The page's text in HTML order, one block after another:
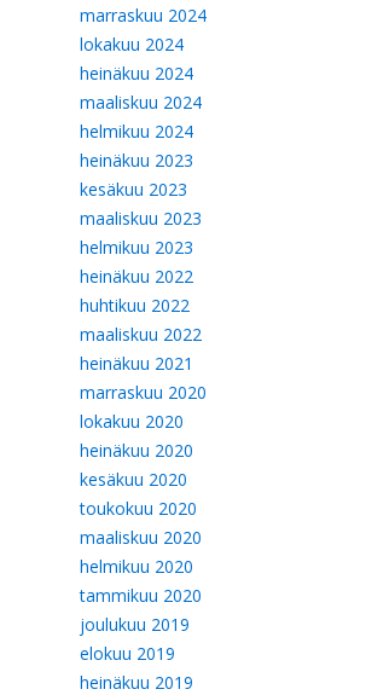
marraskuu 2024
lokakuu 2024
heinäkuu 2024
maaliskuu 2024
helmikuu 2024
heinäkuu 2023
kesäkuu 2023
maaliskuu 2023
helmikuu 2023
heinäkuu 2022
huhtikuu 2022
maaliskuu 2022
heinäkuu 2021
marraskuu 2020
lokakuu 2020
heinäkuu 2020
kesäkuu 2020
toukokuu 2020
maaliskuu 2020
helmikuu 2020
tammikuu 2020
joulukuu 2019
elokuu 2019
heinäkuu 2019